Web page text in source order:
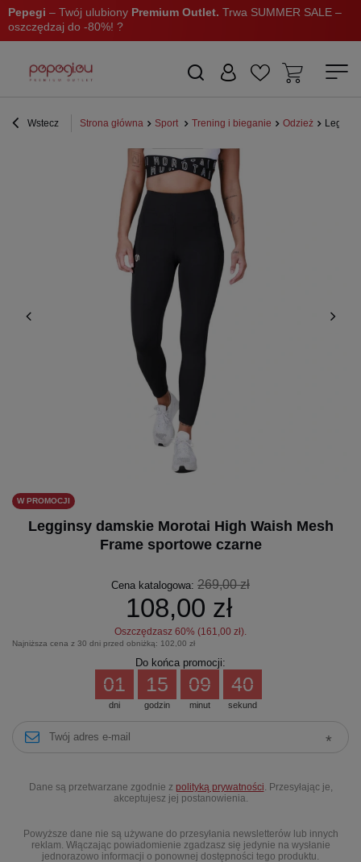
Pepegi – Twój ulubiony Premium Outlet. Trwa SUMMER SALE –
oszczędzaj do -80%! ?
Wstecz Strona główna Sport Trening i bieganie Odzież
W PROMOCJI
Legginsy damskie Morotai High Waish Mesh
Frame sportowe czarne
Cena katalogowa: 269,00 zł
108,00 zł
Oszczędzasz 60% (161,00 zł).
Najniższa cena z 30 dni przed obniżką: 102,00 zł
Do końca promocji:
dni
01
godzin
15
minut
09
sekund
40
Dane są przetwarzane zgodnie z polityką prywatności . Przesyłając je,
akceptujesz jej postanowienia.
Powyższe dane nie są używane do przesyłania newsletterów lub innych
reklam. Włączając powiadomienie zgadzasz się jedynie na wysłanie
jednorazowo informacji o ponownej dostępności tego produktu.